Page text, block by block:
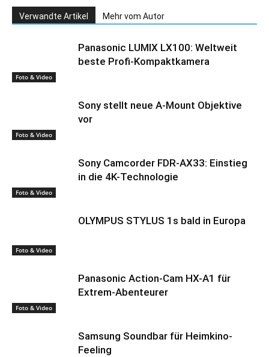
Verwandte Artikel Mehr vom Autor
Foto & Video
Panasonic LUMIX LX100: Weltweit
beste Profi-Kompaktkamera
Foto & Video
Sony stellt neue A-Mount Objektive
vor
Foto & Video
Sony Camcorder FDR-AX33: Einstieg
in die 4K-Technologie
Foto & Video
OLYMPUS STYLUS 1s bald in Europa
Foto & Video
Panasonic Action-Cam HX-A1 für
Extrem-Abenteurer
Samsung Soundbar für Heimkino-
Feeling